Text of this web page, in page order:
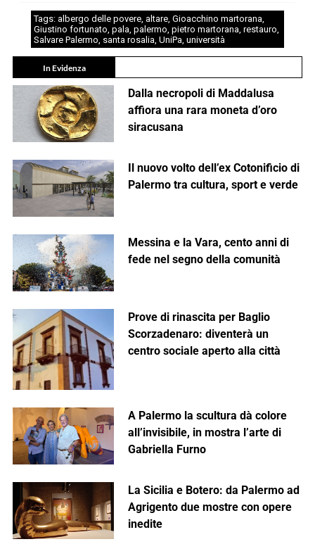
Tags: albergo delle povere, altare, Gioacchino martorana,
Giustino fortunato, pala, palermo, pietro martorana, restauro,
Salvare Palermo, santa rosalia, UniPa, università
In Evidenza
Dalla necropoli di Maddalusa
affiora una rara moneta d’oro
siracusana
Il nuovo volto dell’ex Cotonificio di
Palermo tra cultura, sport e verde
Messina e la Vara, cento anni di
fede nel segno della comunità
Prove di rinascita per Baglio
Scorzadenaro: diventerà un
centro sociale aperto alla città
A Palermo la scultura dà colore
all’invisibile, in mostra l’arte di
Gabriella Furno
La Sicilia e Botero: da Palermo ad
Agrigento due mostre con opere
inedite